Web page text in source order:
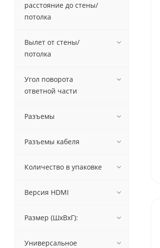
расстояние до стены/
потолка
Вылет от стены/
потолка
Угол поворота
ответной части
Разъемы
Разъемы кабеля
Количество в упаковке
Версия HDMI
Размер (ШxВxГ):
Универсальное